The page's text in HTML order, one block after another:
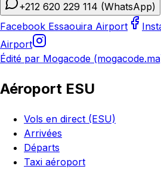
+212 620 229 114 (WhatsApp)
Facebook Essaouira Airport
Airport
Édité par Mogacode
Aéroport ESU
Vols en direct (ESU)
Arrivées
Départs
Taxi aéroport